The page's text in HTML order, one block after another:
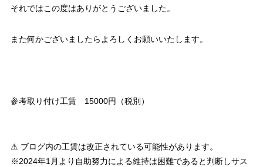
それではこの度はありがとうございました。
また何かございましたらよろしくお願いいたします。
参考取り付け工賃 15000円（税別）
⚠ ブログ内の工賃は改正されている可能性があります。
※2024年1月より自助努力による維持は困難であると判断しサス